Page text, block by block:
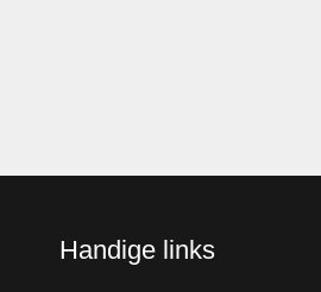
Handige links